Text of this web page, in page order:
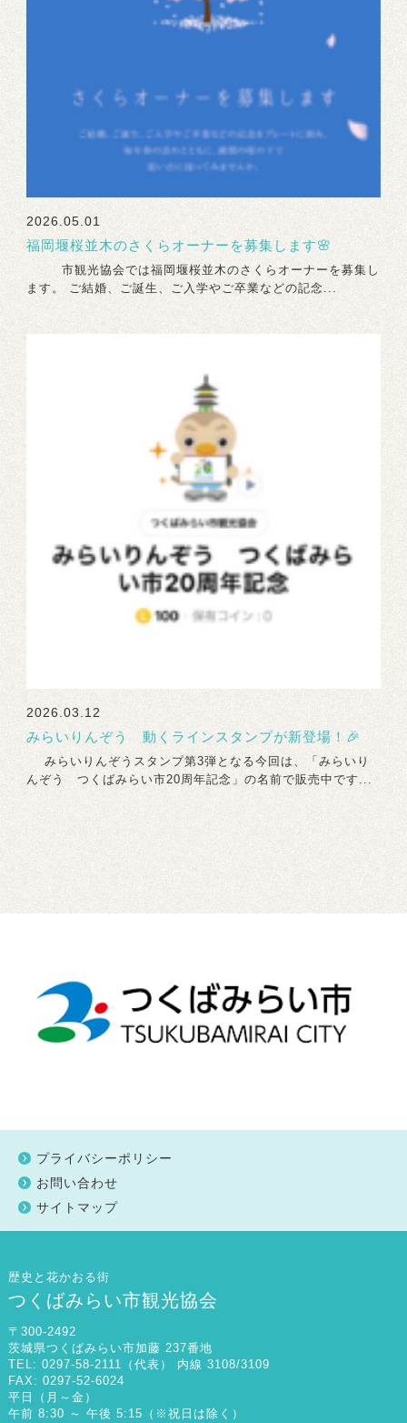
2026.05.01
福岡堰桜並木のさくらオーナーを募集します🌸
市観光協会では福岡堰桜並木のさくらオーナーを募集し
ます。 ご結婚、ご誕生、ご入学やご卒業などの記念...
2026.03.12
みらいりんぞう 動くラインスタンプが新登場！🎉
みらいりんぞうスタンプ第3弾となる今回は、「みらいり
んぞう つくばみらい市20周年記念」の名前で販売中です...
プライバシーポリシー
お問い合わせ
サイトマップ
歴史と花かおる街
つくばみらい市観光協会
〒300-2492
茨城県つくばみらい市加藤 237番地
TEL: 0297-58-2111（代表） 内線 3108/3109
FAX: 0297-52-6024
平日（月～金）
午前 8:30 ～ 午後 5:15（※祝日は除く）